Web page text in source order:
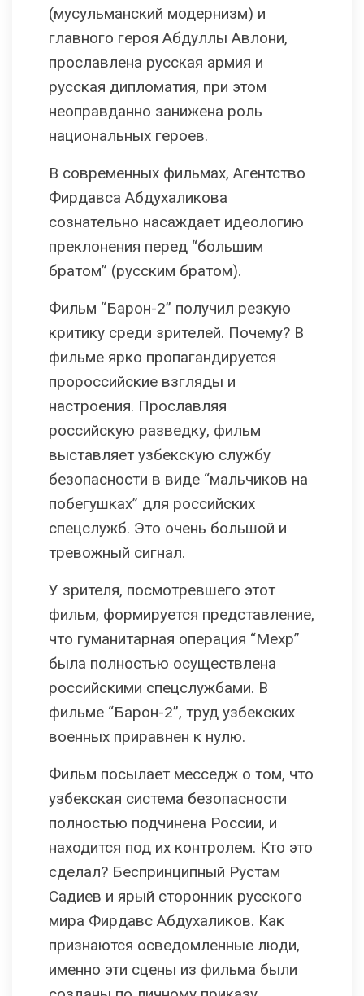
(мусульманский модернизм) и
главного героя Абдуллы Авлони,
прославлена русская армия и
русская дипломатия, при этом
неоправданно занижена роль
национальных героев.
В современных фильмах, Агентство
Фирдавса Абдухаликова
сознательно насаждает идеологию
преклонения перед “большим
братом” (русским братом).
Фильм “Барон-2” получил резкую
критику среди зрителей. Почему? В
фильме ярко пропагандируется
пророссийские взгляды и
настроения. Прославляя
российскую разведку, фильм
выставляет узбекскую службу
безопасности в виде “мальчиков на
побегушках” для российских
спецслужб. Это очень большой и
тревожный сигнал.
У зрителя, посмотревшего этот
фильм, формируется представление,
что гуманитарная операция “Мехр”
была полностью осуществлена
российскими спецслужбами. В
фильме “Барон-2”, труд узбекских
военных приравнен к нулю.
Фильм посылает месседж о том, что
узбекская система безопасности
полностью подчинена России, и
находится под их контролем. Кто это
сделал? Беспринципный Рустам
Садиев и ярый сторонник русского
мира Фирдавс Абдухаликов. Как
признаются осведомленные люди,
именно эти сцены из фильма были